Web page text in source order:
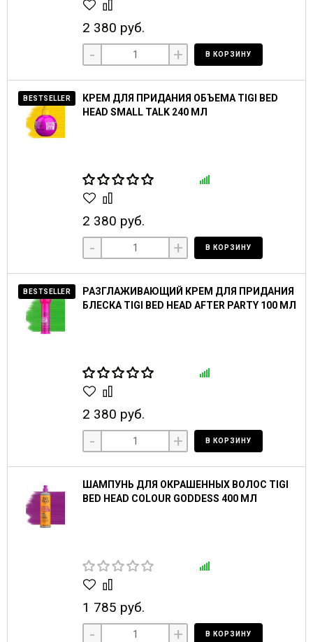
2 380 руб.
- + В КОРЗИНУ
BESTSELLER
КРЕМ ДЛЯ ПРИДАНИЯ ОБЪЕМА TIGI BED
HEAD SMALL TALK 240 МЛ
2 380 руб.
- + В КОРЗИНУ
BESTSELLER
РАЗГЛАЖИВАЮЩИЙ КРЕМ ДЛЯ ПРИДАНИЯ
БЛЕСКА TIGI BED HEAD AFTER PARTY 100 МЛ
2 380 руб.
- + В КОРЗИНУ
ШАМПУНЬ ДЛЯ ОКРАШЕННЫХ ВОЛОС TIGI
BED HEAD COLOUR GODDESS 400 МЛ
1 785 руб.
- + В КОРЗИНУ